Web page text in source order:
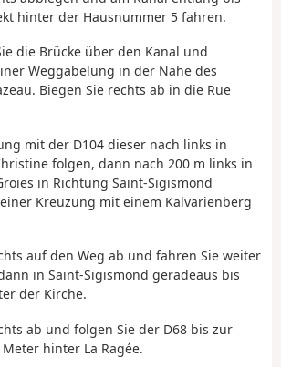
hinter der Hausnummer 5 fahren.
die Brücke über den Kanal und
Weggabelung in der Nähe des
Biegen Sie rechts ab in die Rue
mit der D104 dieser nach links in
folgen, dann nach 200 m links in
in Richtung Saint-Sigismond
Kreuzung mit einem Kalvarienberg
auf den Weg ab und fahren Sie weiter
in Saint-Sigismond geradeaus bis
der Kirche.
ab und folgen Sie der D68 bis zur
hinter La Ragée.